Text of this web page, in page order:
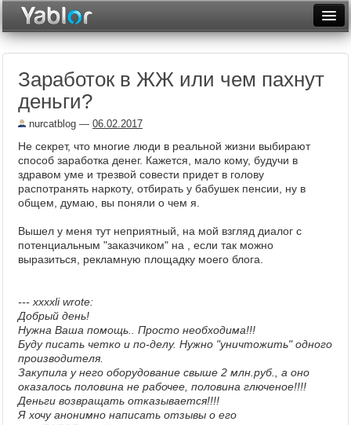
Неделя
Архив
Фототоп
Видеотоп
Заработок в ЖЖ или чем пахнут
деньги?
nurcatblog — 06.02.2017
Не секрет, что многие люди в реальной жизни выбирают
способ заработка денег. Кажется, мало кому, будучи в
здравом уме и трезвой совести придет в голову
распотранять наркоту, отбирать у бабушек пенсии, ну в
общем, думаю, вы поняли о чем я.
Вышел у меня тут неприятный, на мой взгляд диалог с
потенциальным "заказчиком" на , если так можно
выразиться, рекламную площадку моего блога.
--- ххххli wrote:
Добрый день!
Нужна Ваша помощь.. Просто необходима!!!
Буду писать четко и по-делу. Нужно "уничтожить" одного
производителя.
Закупила у него оборудование свыше 2 млн.руб., а оно
оказалось половина не рабочее, половина глюченое!!!!
Деньги возвращать отказывается!!!!
Я хочу анонимно написать отзывы о его